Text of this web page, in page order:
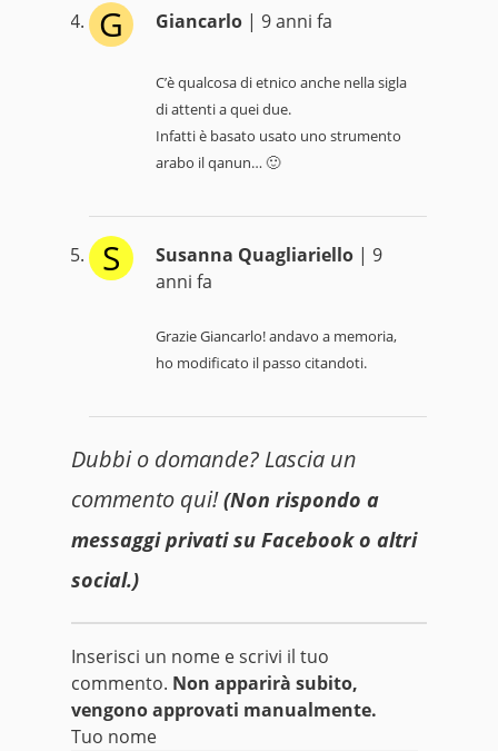
G Giancarlo | 9 anni fa
C’è qualcosa di etnico anche nella sigla
di attenti a quei due.
Infatti è basato usato uno strumento
arabo il qanun… 🙂
S Susanna Quagliariello | 9
anni fa
Grazie Giancarlo! andavo a memoria,
ho modificato il passo citandoti.
Dubbi o domande? Lascia un
commento qui!(Non rispondo a
messaggi privati su Facebook o altri
social.)
Inserisci un nome e scrivi il tuo
commento. Non apparirà subito,
vengono approvati manualmente.
Tuo nome